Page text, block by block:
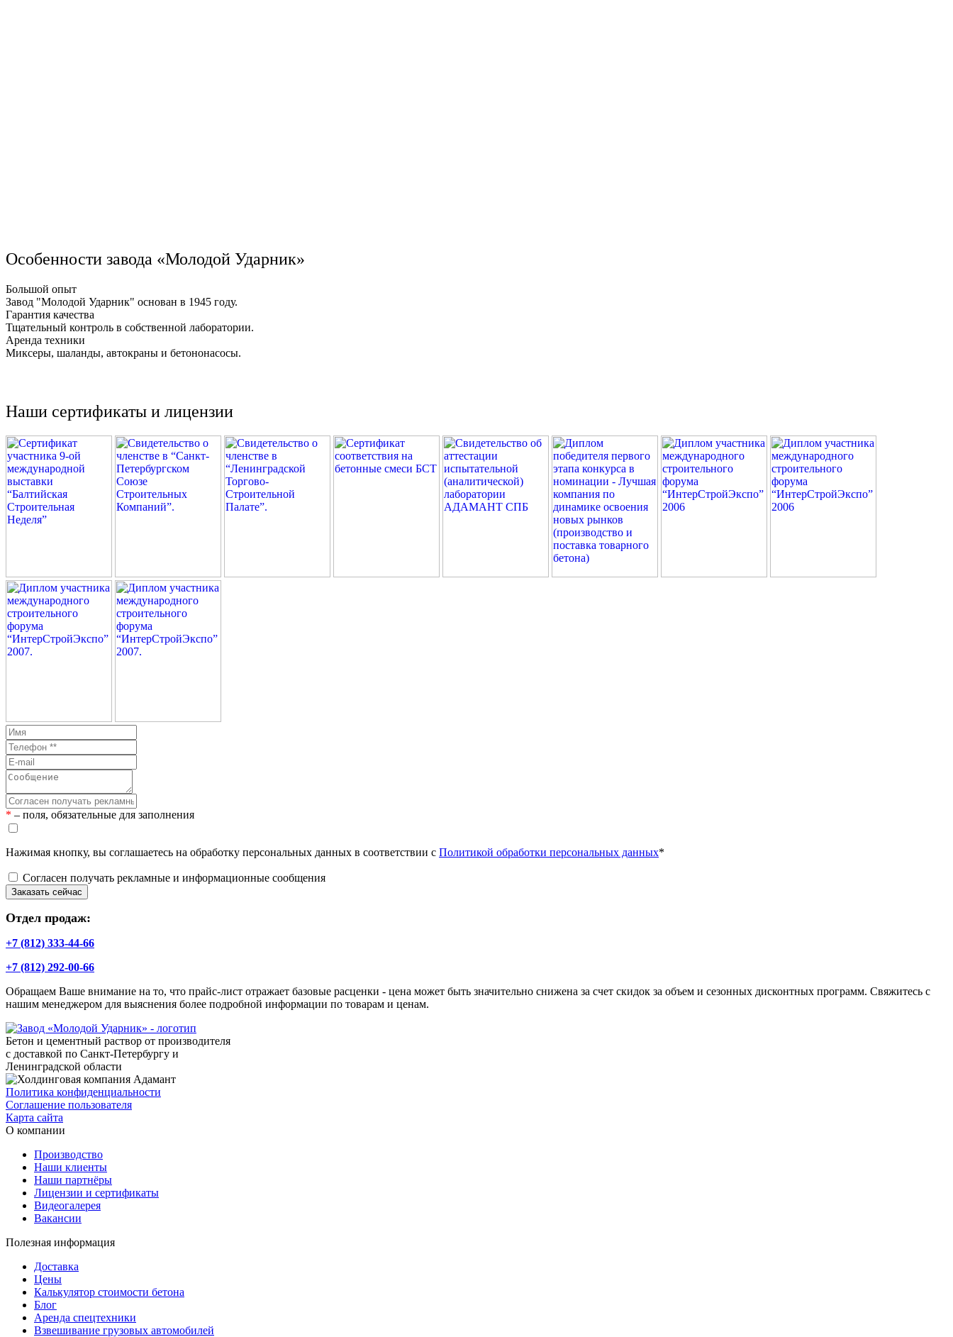
Особенности завода «Молодой Ударник»
Большой опыт
Завод "Молодой Ударник" основан в 1945 году.
Гарантия качества
Тщательный контроль в собственной лаборатории.
Аренда техники
Миксеры, шаланды, автокраны и бетононасосы.
Наши сертификаты и лицензии
* – поля, обязательные для заполнения
Нажимая кнопку, вы соглашаетесь на обработку персональных данных в соответствии с Политикой обработки персональных данных*
Согласен получать рекламные и информационные сообщения
Заказать сейчас
Отдел продаж:
+7 (812) 333-44-66
+7 (812) 292-00-66
Обращаем Ваше внимание на то, что прайс-лист отражает базовые расценки - цена может быть значительно снижена за счет скидок за объем и сезонных дисконтных программ. Свяжитесь с
нашим менеджером для выяснения более подробной информации по товарам и ценам.
Бетон и цементный раствор от производителя
с доставкой по Санкт-Петербургу и
Ленинградской области
Политика конфиденциальности
Соглашение пользователя
Карта сайта
О компании
Производство
Наши клиенты
Наши партнёры
Лицензии и сертификаты
Видеогалерея
Вакансии
Полезная информация
Доставка
Цены
Калькулятор стоимости бетона
Блог
Аренда спецтехники
Взвешивание грузовых автомобилей